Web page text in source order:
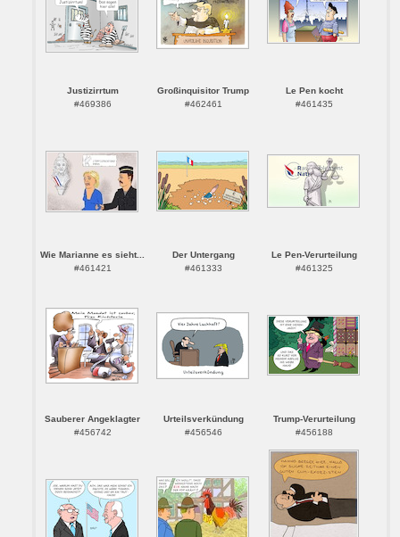
Justizirrtum
#469386
Großinquisitor Trump
#462461
Le Pen kocht
#461435
Wie Marianne es sieht...
#461421
Der Untergang
#461333
Le Pen-Verurteilung
#461325
Sauberer Angeklagter
#456742
Urteilsverkündung
#456546
Trump-Verurteilung
#456188